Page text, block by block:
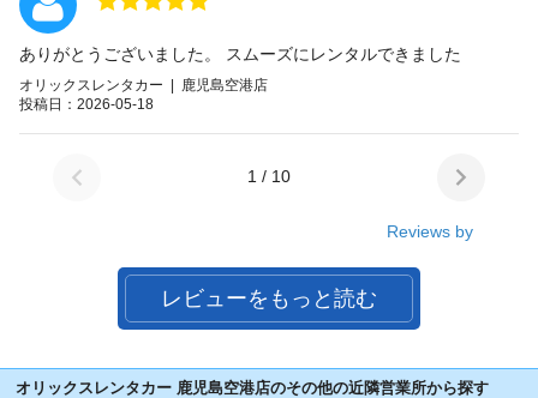
ありがとうございました。 スムーズにレンタルできました
オリックスレンタカー | 鹿児島空港店
投稿日：2026-05-18
1 / 10
Reviews by
レビューをもっと読む
オリックスレンタカー 鹿児島空港店のその他の近隣営業所から探す